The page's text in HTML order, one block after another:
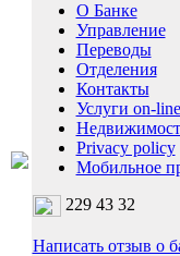
О Банке
Управление
Переводы
Отделения
Контакты
Услуги on-line
Privacy policy
Мобильное
229 43 32
Написать отзыв о